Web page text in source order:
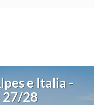
e Italia -
27/28